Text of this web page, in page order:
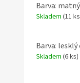
Barva:
Skladem (11
Barva:
Skladem (6 ks)